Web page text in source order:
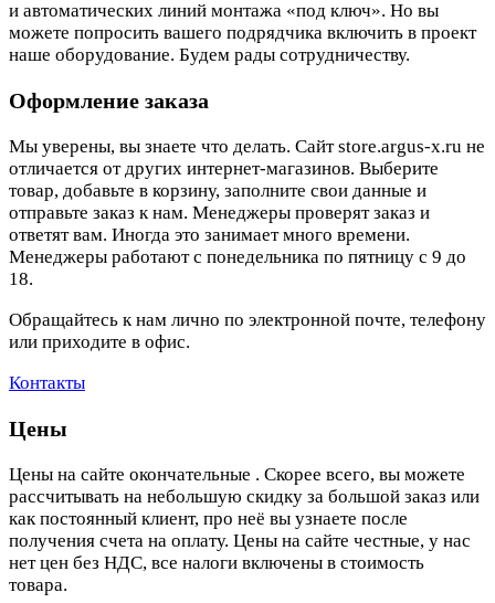
и автоматических линий монтажа «под ключ». Но вы
можете попросить вашего подрядчика включить в проект
наше оборудование. Будем рады сотрудничеству.
Оформление заказа
Мы уверены, вы знаете что делать. Сайт store.argus-x.ru не
отличается от других интернет-магазинов. Выберите
товар, добавьте в корзину, заполните свои данные и
отправьте заказ к нам. Менеджеры проверят заказ и
ответят вам. Иногда это занимает много времени.
Менеджеры работают с понедельника по пятницу с 9 до
18.
Обращайтесь к нам лично по электронной почте, телефону
или приходите в офис.
Контакты
Цены
Цены на сайте окончательные . Скорее всего, вы можете
рассчитывать на небольшую скидку за большой заказ или
как постоянный клиент, про неё вы узнаете после
получения счета на оплату. Цены на сайте честные, у нас
нет цен без НДС, все налоги включены в стоимость
товара.